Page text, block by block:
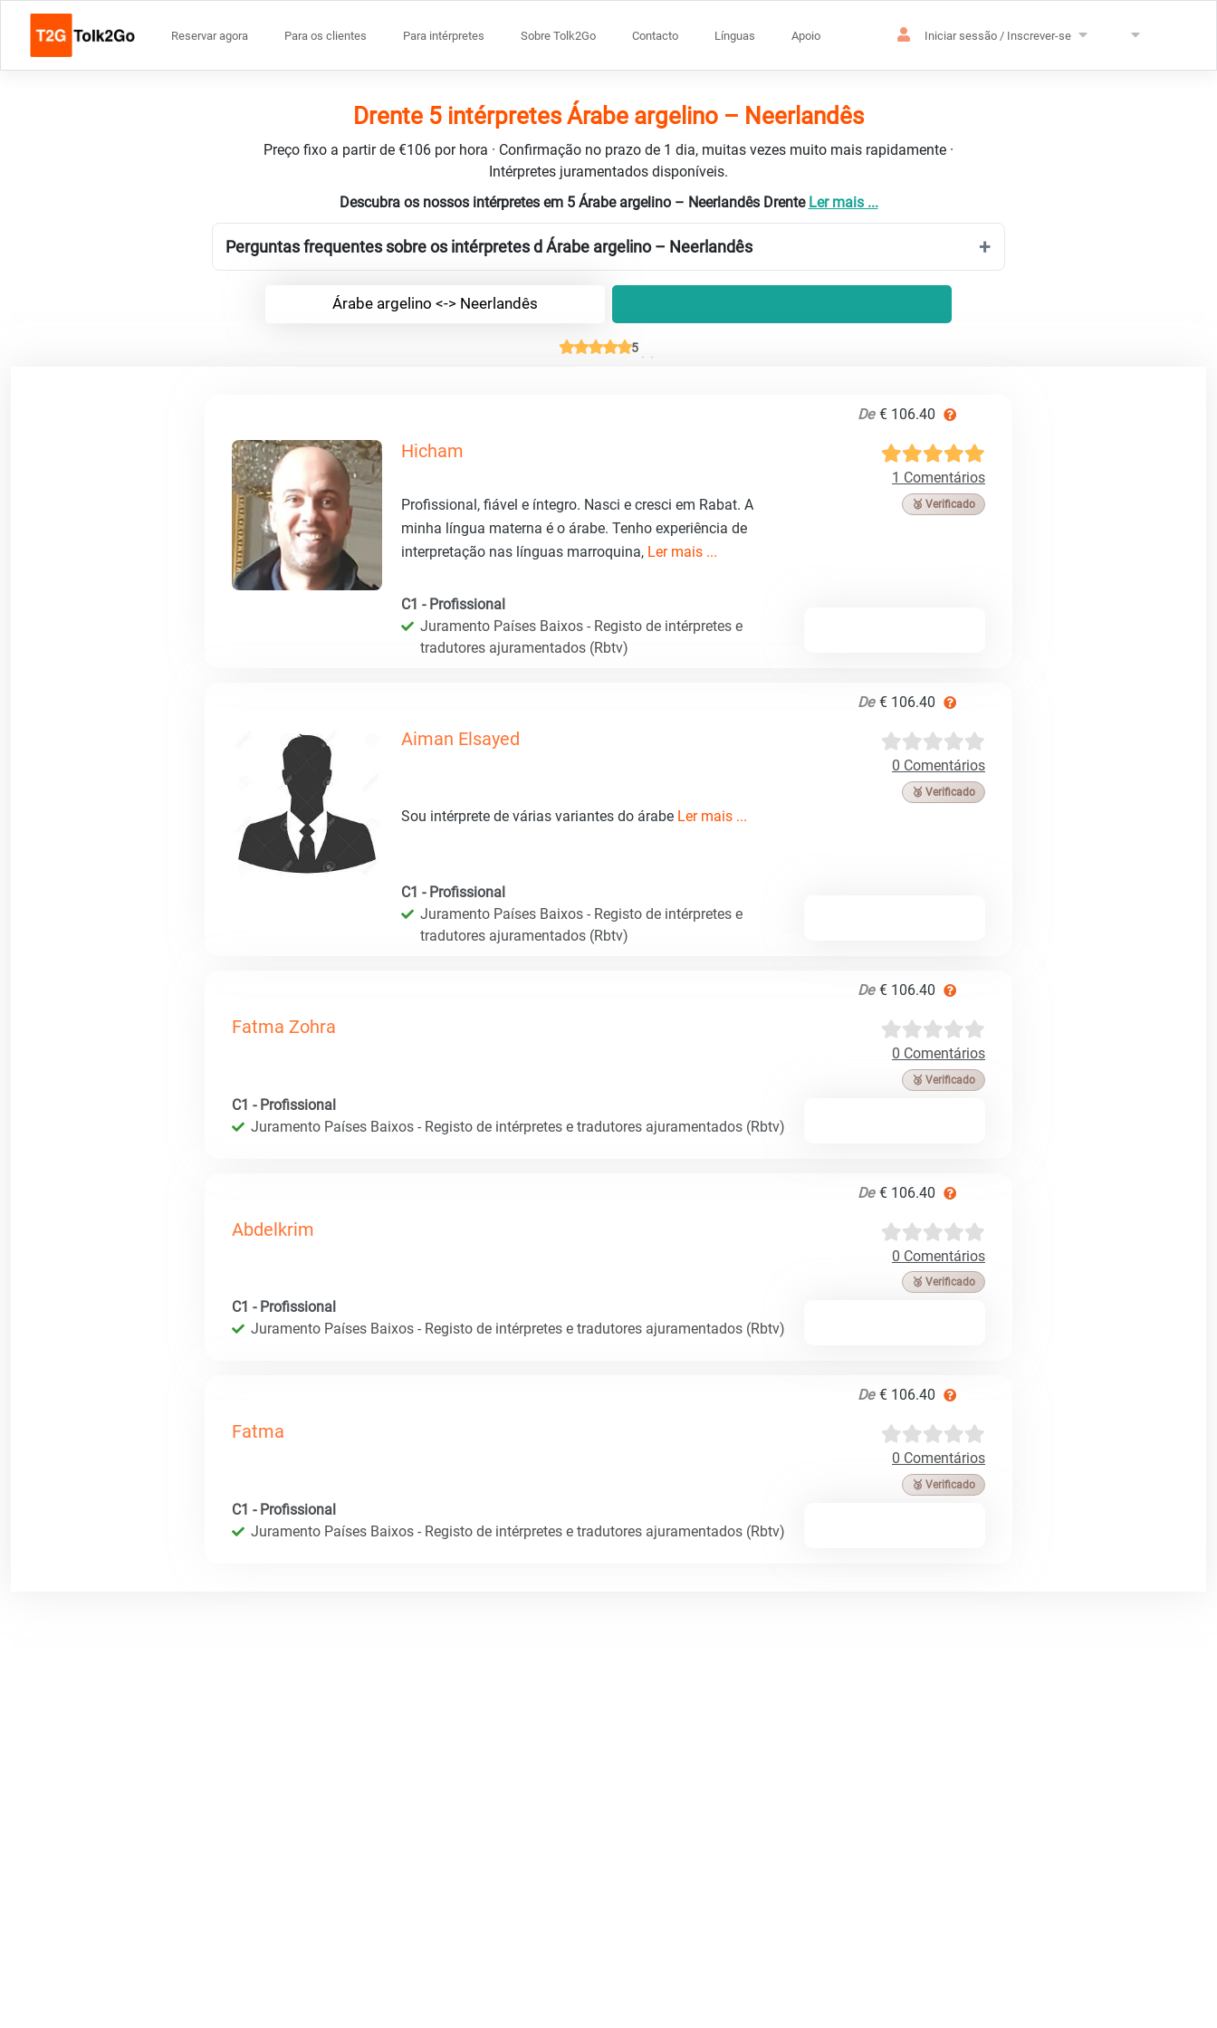
Reservar agora Para os clientes Para intérpretes Sobre Tolk2Go Contacto Línguas Apoio Iniciar sessão / Inscrever-se
Drente 5 intérpretes Árabe argelino – Neerlandês
Preço fixo a partir de €106 por hora · Confirmação no prazo de 1 dia, muitas vezes muito mais rapidamente ·
Intérpretes juramentados disponíveis.
Descubra os nossos intérpretes em 5 Árabe argelino – Neerlandês Drente Ler mais ...
Perguntas frequentes sobre os intérpretes d Árabe argelino – Neerlandês
Árabe argelino <-> Neerlandês
5
De € 106.40
Hicham
1 Comentários
🥉 Verificado
Profissional, fiável e íntegro. Nasci e cresci em Rabat. A
minha língua materna é o árabe. Tenho experiência de
interpretação nas línguas marroquina, Ler mais ...
C1 - Profissional
Juramento Países Baixos - Registo de intérpretes e
tradutores ajuramentados (Rbtv)
De € 106.40
Aiman Elsayed
0 Comentários
🥉 Verificado
Sou intérprete de várias variantes do árabe Ler mais ...
C1 - Profissional
Juramento Países Baixos - Registo de intérpretes e
tradutores ajuramentados (Rbtv)
De € 106.40
Fatma Zohra
0 Comentários
🥉 Verificado
C1 - Profissional
Juramento Países Baixos - Registo de intérpretes e tradutores ajuramentados (Rbtv)
De € 106.40
Abdelkrim
0 Comentários
🥉 Verificado
C1 - Profissional
Juramento Países Baixos - Registo de intérpretes e tradutores ajuramentados (Rbtv)
De € 106.40
Fatma
0 Comentários
🥉 Verificado
C1 - Profissional
Juramento Países Baixos - Registo de intérpretes e tradutores ajuramentados (Rbtv)